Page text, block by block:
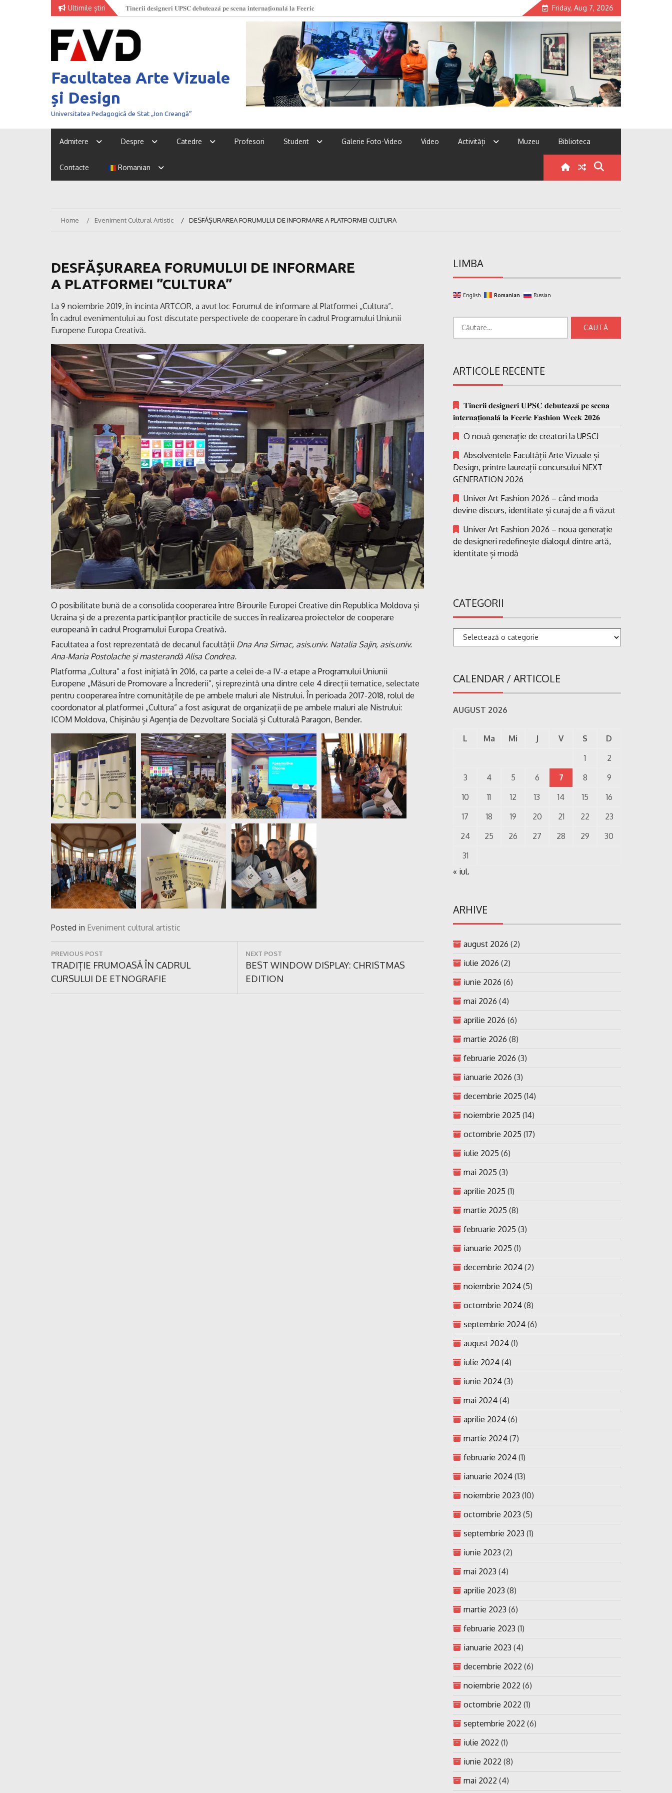
Ultimile știri O nouă generație de creatori la UPSC! Friday, Aug 7, 2026
Facultatea Arte Vizuale
și Design
Universitatea Pedagogică de Stat „Ion Creangă”
Admitere Despre Catedre Profesori Student Galerie Foto-Video Video Activități Muzeu Biblioteca
Contacte Romanian
Home Eveniment Cultural Artistic DESFĂȘURAREA FORUMULUI DE INFORMARE A PLATFORMEI CULTURA
DESFĂȘURAREA FORUMULUI DE INFORMARE
A PLATFORMEI ”CULTURA”
La 9 noiembrie 2019, în incinta ARTCOR, a avut loc Forumul de informare al Platformei „Cultura”.
În cadrul evenimentului au fost discutate perspectivele de cooperare în cadrul Programului Uniunii
Europene Europa Creativă.
O posibilitate bună de a consolida cooperarea între Birourile Europei Creative din Republica Moldova și
Ucraina și de a prezenta participanților practicile de succes în realizarea proiectelor de cooperare
europeană în cadrul Programului Europa Creativă.
Facultatea a fost reprezentată de decanul facultății Dna Ana Simac, asis.univ. Natalia Sajin, asis.univ.
Ana-Maria Postolache și masterandă Alisa Condrea.
Platforma „Cultura” a fost inițiată în 2016, ca parte a celei de-a IV-a etape a Programului Uniunii
Europene „Măsuri de Promovare a Încrederii”, și reprezintă una dintre cele 4 direcții tematice, selectate
pentru cooperarea între comunitățile de pe ambele maluri ale Nistrului. În perioada 2017-2018, rolul de
coordonator al platformei „Cultura” a fost asigurat de organizații de pe ambele maluri ale Nistrului:
ICOM Moldova, Chișinău și Agenția de Dezvoltare Socială și Culturală Paragon, Bender.
Posted in Eveniment cultural artistic
Navigare
în
articole
PREVIOUS POST
Previous
Post:
TRADIȚIE FRUMOASĂ ÎN CADRUL
CURSULUI DE ETNOGRAFIE
NEXT POST
Next
Post:
BEST WINDOW DISPLAY: CHRISTMAS
EDITION
LIMBA
English Romanian Russian
ARTICOLE RECENTE
𝐓𝐢𝐧𝐞𝐫𝐢𝐢 𝐝𝐞𝐬𝐢𝐠𝐧𝐞𝐫𝐢 𝐔𝐏𝐒𝐂 𝐝𝐞𝐛𝐮𝐭𝐞𝐚𝐳𝐚̆ 𝐩𝐞 𝐬𝐜𝐞𝐧𝐚
𝐢𝐧𝐭𝐞𝐫𝐧𝐚𝐭̗𝐢𝐨𝐧𝐚𝐥𝐚̆ 𝐥𝐚 𝐅𝐞𝐞𝐫𝐢𝐜 𝐅𝐚𝐬𝐡𝐢𝐨𝐧 𝐖𝐞𝐞𝐤 𝟐𝟎𝟐𝟔
O nouă generație de creatori la UPSC!
Absolventele Facultății Arte Vizuale și
Design, printre laureații concursului NEXT
GENERATION 2026
Univer Art Fashion 2026 – când moda
devine discurs, identitate și curaj de a fi văzut
Univer Art Fashion 2026 – noua generație
de designeri redefinește dialogul dintre artă,
identitate și modă
CATEGORII
Categorii
CALENDAR / ARTICOLE
AUGUST 2026
L Ma Mi J V S
D
1
2
3
4 5 6 7 8
9
10
11 12 13 14 15
16
17
18 19 20 21 22
23
24
25 26 27 28 29
30
31
« iul.
ARHIVE
august 2026 (2)
iulie 2026 (2)
iunie 2026 (6)
mai 2026 (4)
aprilie 2026 (6)
martie 2026 (8)
februarie 2026 (3)
ianuarie 2026 (3)
decembrie 2025 (14)
noiembrie 2025 (14)
octombrie 2025 (17)
iulie 2025 (6)
mai 2025 (3)
aprilie 2025 (1)
martie 2025 (8)
februarie 2025 (3)
ianuarie 2025 (1)
decembrie 2024 (2)
noiembrie 2024 (5)
octombrie 2024 (8)
septembrie 2024 (6)
august 2024 (1)
iulie 2024 (4)
iunie 2024 (3)
mai 2024 (4)
aprilie 2024 (6)
martie 2024 (7)
februarie 2024 (1)
ianuarie 2024 (13)
noiembrie 2023 (10)
octombrie 2023 (5)
septembrie 2023 (1)
iunie 2023 (2)
mai 2023 (4)
aprilie 2023 (8)
martie 2023 (6)
februarie 2023 (1)
ianuarie 2023 (4)
decembrie 2022 (6)
noiembrie 2022 (6)
octombrie 2022 (1)
septembrie 2022 (6)
iulie 2022 (1)
iunie 2022 (8)
mai 2022 (4)